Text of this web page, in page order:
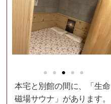
本宅と別館の間に、「生命
磁場サウナ」があります。